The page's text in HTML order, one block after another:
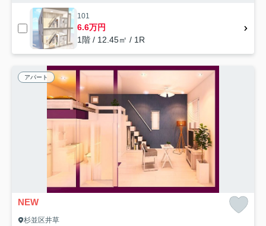
101
6.6万円
1階 / 12.45㎡ / 1R
アパート
NEW
杉並区井草